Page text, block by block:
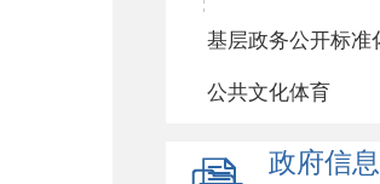
公共文化体育
政府信息